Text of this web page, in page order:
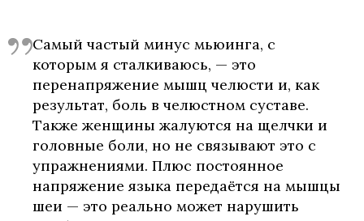
Самый частый минус мьюинга, с
которым я сталкиваюсь, — это
перенапряжение мышц челюсти и, как
результат, боль в челюстном суставе.
Также женщины жалуются на щелчки и
головные боли, но не связывают это с
упражнениями. Плюс постоянное
напряжение языка передаётся на мышцы
шеи — это реально может нарушить